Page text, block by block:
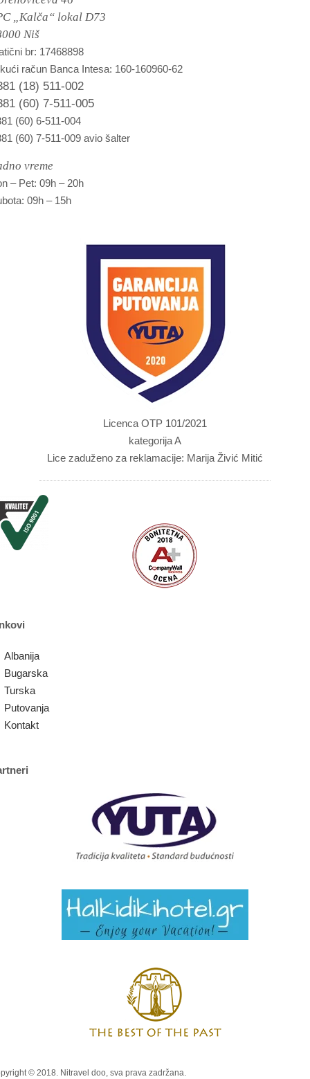
„Kalča“ lokal D73
Niš
br: 17468898
račun Banca Intesa: 160-160960-62
(18) 511-002
(60) 7-511-005
(60) 6-511-004
(60) 7-511-009 avio šalter
vreme
– Pet: 09h – 20h
09h – 15h
Licenca OTP 101/2021
kategorija A
Lice zaduženo za reklamacije: Marija Živić Mitić
Albanija
Bugarska
Turska
Putovanja
Kontakt
© 2018. Nitravel doo, sva prava zadržana.